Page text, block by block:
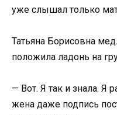
уже слышал только
Татьяна Борисовна
положила ладонь на
— Вот. Я так и знала. Я
жена даже подпись